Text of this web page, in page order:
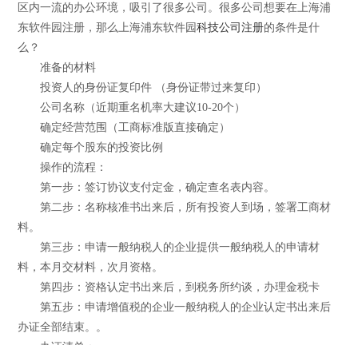
区内一流的办公环境，吸引了很多公司。很多公司想要在上海浦
东软件园注册，那么上海浦东软件园科技公司注册的条件是什
么？
准备的材料
投资人的身份证复印件 （身份证带过来复印）
公司名称（近期重名机率大建议10-20个）
确定经营范围（工商标准版直接确定）
确定每个股东的投资比例
操作的流程：
第一步：签订协议支付定金，确定查名表内容。
第二步：名称核准书出来后，所有投资人到场，签署工商材
料。
第三步：申请一般纳税人的企业提供一般纳税人的申请材
料，本月交材料，次月资格。
第四步：资格认定书出来后，到税务所约谈，办理金税卡
第五步：申请增值税的企业一般纳税人的企业认定书出来后
办证全部结束。。